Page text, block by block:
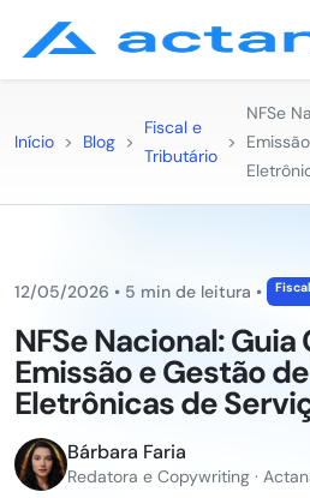
Início > Blog >
Fiscal e
Tributário
>
NFSe
12/05/2026 • 5 min de leitura •
NFSe Nacional:
Emissão e Gestão
Eletrônicas de
Bárbara Faria
Redatora e Copywriting ·